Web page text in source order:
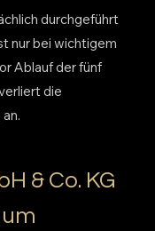
durchgeführt
nur bei wichtigem
Ablauf der fünf
die
& Co. KG